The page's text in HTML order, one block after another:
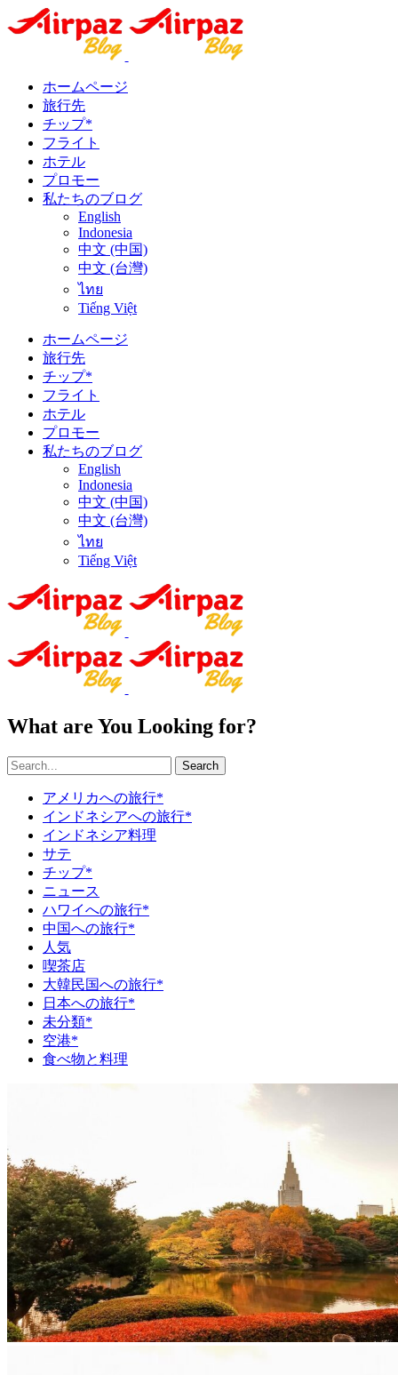
ホームページ
旅行先
チップ*
フライト
ホテル
プロモー
私たちのブログ
English
Indonesia
中文 (中国)
中文 (台灣)
ไทย
Tiếng Việt
ホームページ
旅行先
チップ*
フライト
ホテル
プロモー
私たちのブログ
English
Indonesia
中文 (中国)
中文 (台灣)
ไทย
Tiếng Việt
What are You Looking for?
Search
アメリカへの旅行*
インドネシアへの旅行*
インドネシア料理
サテ
チップ*
ニュース
ハワイへの旅行*
中国への旅行*
人気
喫茶店
大韓民国への旅行*
日本への旅行*
未分類*
空港*
食べ物と料理